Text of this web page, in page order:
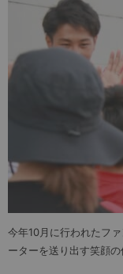
今年10月に行われたフ
ーターを送り出す笑顔